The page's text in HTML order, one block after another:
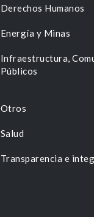
Derechos Humanos
Energía y Minas
Infraestructura,
Públicos
Otros
Salud
Transparencia e